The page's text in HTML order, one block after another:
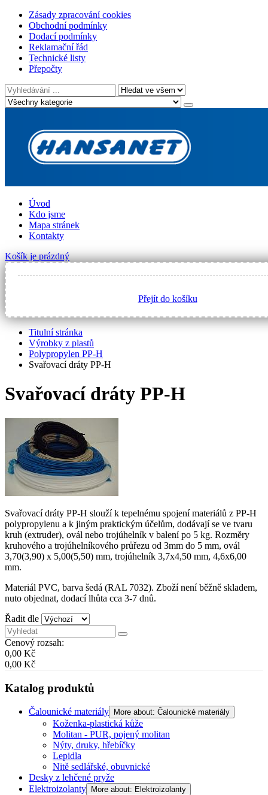
Zásady zpracování cookies
Obchodní podmínky
Dodací podmínky
Reklamační řád
Technické listy
Přepočty
Úvod
Kdo jsme
Mapa stránek
Kontakty
Košík je prázdný
Přejít do košíku
Titulní stránka
Výrobky z plastů
Polypropylen PP-H
Svařovací dráty PP-H
Svařovací dráty PP-H
Svařovací dráty PP-H slouží k tepelnému spojení materiálů z PP-H
polypropylenu a k jiným praktickým účelům, dodávají se ve tvaru
kruh (extruder), ovál nebo trojúhelník v balení po 5 kg. Rozměry
kruhového a trojúhelníkového průřezu od 3mm do 5 mm, ovál
3,70(3,90) x 5,00(5,50) mm, trojúhelník 3,7x4,50 mm, 4,6x6,00
mm.
Materiál PVC, barva šedá (RAL 7032). Zboží není běžně skladem,
nuto objednat, dodací lhůta cca 3-7 dnů.
Řadit dle
Cenový rozsah:
0,00 Kč
0,00 Kč
Katalog produktů
Čalounické materiály More about: Čalounické materiály
Koženka-plastická kůže
Molitan - PUR, pojený molitan
Nýty, druky, hřebíčky
Lepidla
Nitě sedlářské, obuvnické
Desky z lehčené pryže
Elektroizolanty
More about: Elektroizolanty